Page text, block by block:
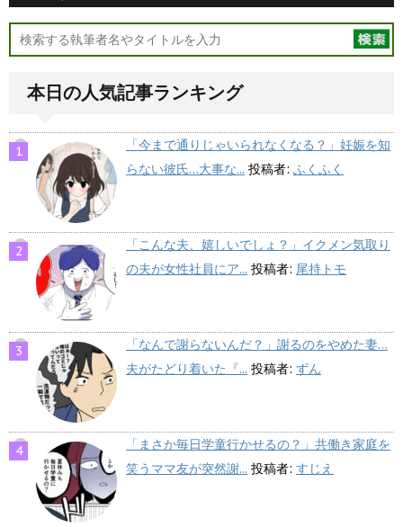
本日の人気記事ランキング
「今まで通りじゃいられなくなる？」妊娠を知
らない彼氏…大事な... 投稿者: ふくふく
「こんな夫、嬉しいでしょ？」イクメン気取り
の夫が女性社員にア... 投稿者: 尾持トモ
「なんで謝らないんだ？」謝るのをやめた妻…
夫がたどり着いた『... 投稿者: ずん
「まさか毎日学童行かせるの？」共働き家庭を
笑うママ友が突然謝... 投稿者: すじえ